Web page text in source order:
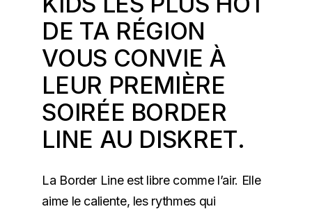
DE TA RÉGION
VOUS CONVIE À
LEUR PREMIÈRE
SOIRÉE BORDER
LINE AU DISKRET.
La Border Line est libre comme l’air. Elle
aime le caliente, les rythmes qui